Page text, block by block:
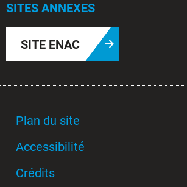
SITES ANNEXES
SITE ENAC
Plan du site
Accessibilité
Crédits